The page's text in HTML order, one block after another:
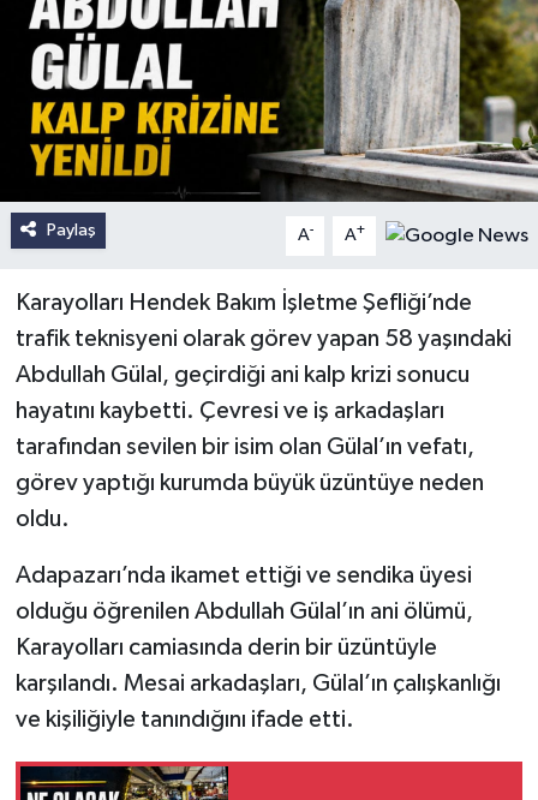
Paylaş A- A+
Karayolları Hendek Bakım İşletme Şefliği’nde
trafik teknisyeni olarak görev yapan 58 yaşındaki
Abdullah Gülal, geçirdiği ani kalp krizi sonucu
hayatını kaybetti. Çevresi ve iş arkadaşları
tarafından sevilen bir isim olan Gülal’ın vefatı,
görev yaptığı kurumda büyük üzüntüye neden
oldu.
Adapazarı’nda ikamet ettiği ve sendika üyesi
olduğu öğrenilen Abdullah Gülal’ın ani ölümü,
Karayolları camiasında derin bir üzüntüyle
karşılandı. Mesai arkadaşları, Gülal’ın çalışkanlığı
ve kişiliğiyle tanındığını ifade etti.